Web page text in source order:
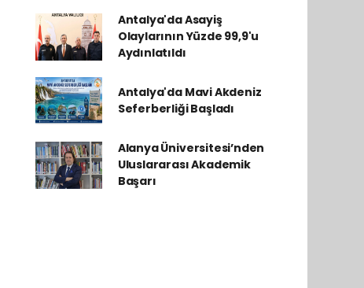
Antalya'da Asayiş
Olaylarının Yüzde 99,9'u
Aydınlatıldı
Antalya'da Mavi Akdeniz
Seferberliği Başladı
Alanya Üniversitesi’nden
Uluslararası Akademik
Başarı